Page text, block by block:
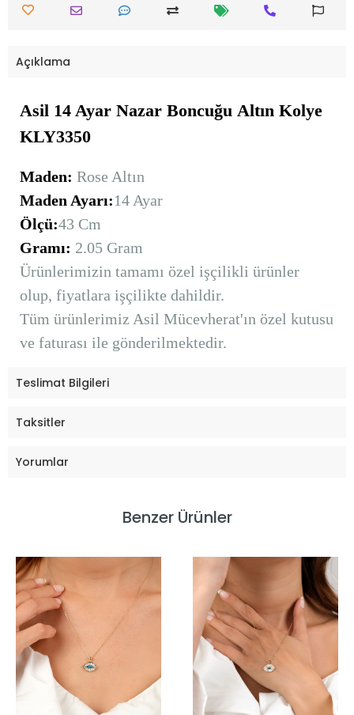
Açıklama
Asil 14 Ayar Nazar Boncuğu Altın Kolye
KLY3350
Maden: Rose Altın
Maden Ayarı:14 Ayar
Ölçü:43 Cm
Gramı: 2.05 Gram
Ürünlerimizin tamamı özel işçilikli ürünler
olup, fiyatlara işçilikte dahildir.
Tüm ürünlerimiz Asil Mücevherat'ın özel kutusu
ve faturası ile gönderilmektedir.
Teslimat Bilgileri
Taksitler
Yorumlar
Benzer Ürünler